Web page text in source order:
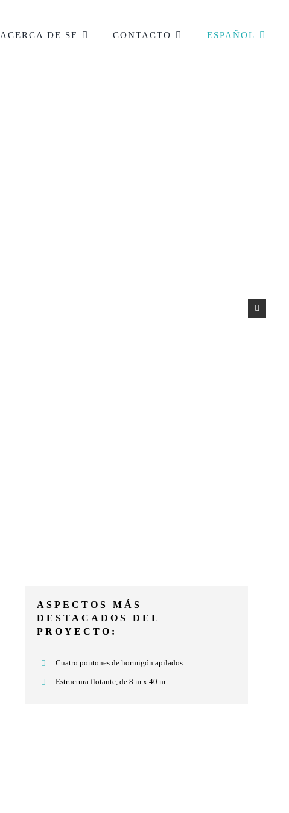
ACERCA DE SF CONTACTO ESPAÑOL
ASPECTOS MÁS
DESTACADOS DEL
PROYECTO:
Cuatro pontones de hormigón apilados
Estructura flotante, de 8 m x 40 m.